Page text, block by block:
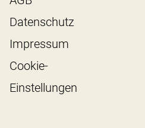
Datenschutz
Impressum
Cookie-
Einstellungen